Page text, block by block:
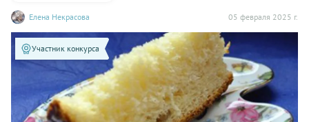
Елена Некрасова 05 февраля 2025 г.
Участник конкурса